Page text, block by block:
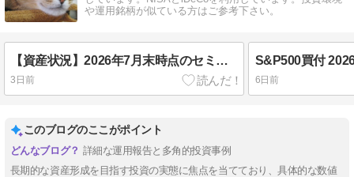
や運用銘柄が似ている方はご参考下さい。
【資産状況】2026年7月末時点のセミリタイア資金を公開
3日前
S&P500買付
6日前
このブログのここがポイント
詳細な運用報告と多角的投資事例
長期的な資産形成を目指す投資の実態に焦点を当てており、具体的な数値